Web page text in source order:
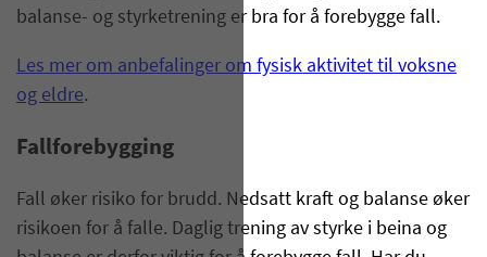
balanse- og styrketrening er bra for å forebygge fall.
Les mer om anbefalinger om fysisk aktivitet til voksne
og eldre.
Fallforebygging
Fall øker risiko for brudd. Nedsatt kraft og balanse øker
risikoen for å falle. Daglig trening av styrke i beina og